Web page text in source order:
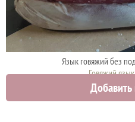
Язык говяжий без
Говяжий
Добавить